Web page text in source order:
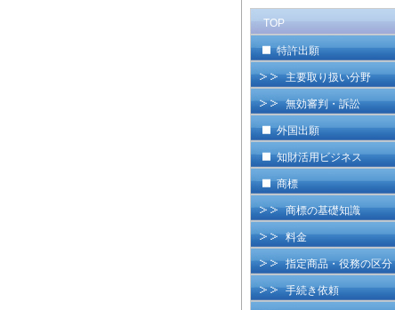
TOP
特許出願
主要取り扱い分野
無効審判・訴訟
外国出願
知財活用ビジネス
商標
商標の基礎知識
料金
指定商品・役務の区分
手続き依頼